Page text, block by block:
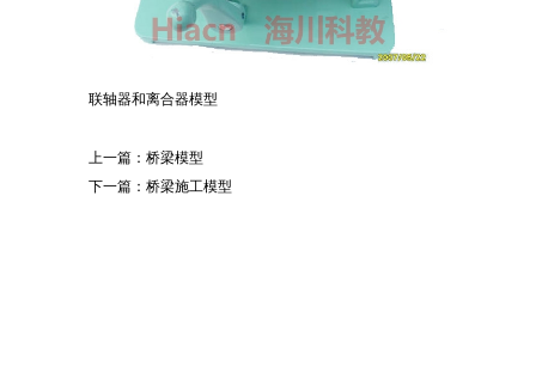
联轴器和离合器模型
上一篇： 桥梁模型
下一篇： 桥梁施工模型